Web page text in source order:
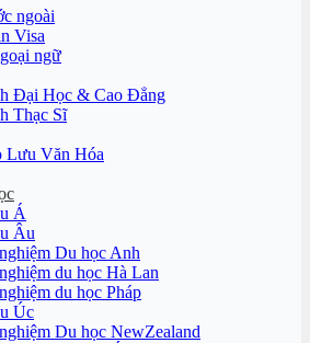
ngoài
Visa
ngữ
Đại Học & Cao Đẳng
Thạc Sĩ
Lưu Văn Hóa
Á
Âu
Du học Anh
du học Hà Lan
du học Pháp
Úc
Du học NewZealand